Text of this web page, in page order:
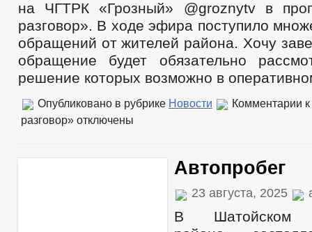
на ЧГТРК «Грозный» @groznytv в
разговор». В ходе эфира поступило
обращений от жителей района. Хочу
обращение будет обязательно
решение которых возможно в
Опубликовано в рубрике Новости Комментарии
разговор» отключены
Автопробег
23 августа, 2025
В Шатойском